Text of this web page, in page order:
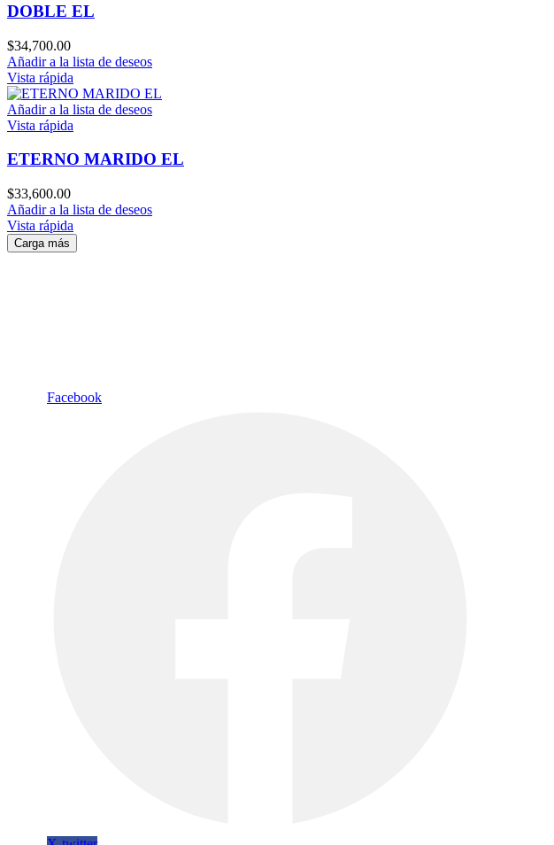
DOBLE EL
$34,700.00
Añadir a la lista de deseos
Vista rápida
Añadir a la lista de deseos
Vista rápida
ETERNO MARIDO EL
$33,600.00
Añadir a la lista de deseos
Vista rápida
Carga más
Facebook